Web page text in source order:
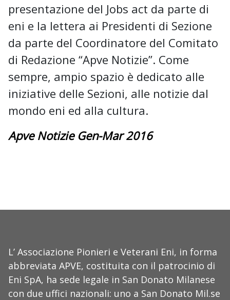
presentazione del Jobs act da parte di
eni e la lettera ai Presidenti di Sezione
da parte del Coordinatore del Comitato
di Redazione “Apve Notizie”. Come
sempre, ampio spazio è dedicato alle
iniziative delle Sezioni, alle notizie dal
mondo eni ed alla cultura.
Apve Notizie Gen-Mar 2016
L’ Associazione Pionieri e Veterani Eni, in forma
abbreviata APVE, costituita con il patrocinio di
Eni SpA, ha sede legale in San Donato Milanese
con due uffici nazionali: uno a San Donato Mil.se